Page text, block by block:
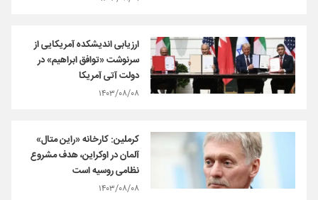
ارزیابی اندیشکده آمریکایی از
سرنوشت «توافق ابراهیم» در
دولت آتی آمریکا
۱۴۰۳/۰۸/۰۸
کرملین: کارخانه «راین متال»
آلمان در اوکراین، هدف مشروع
نظامی روسیه است
۱۴۰۳/۰۸/۰۸